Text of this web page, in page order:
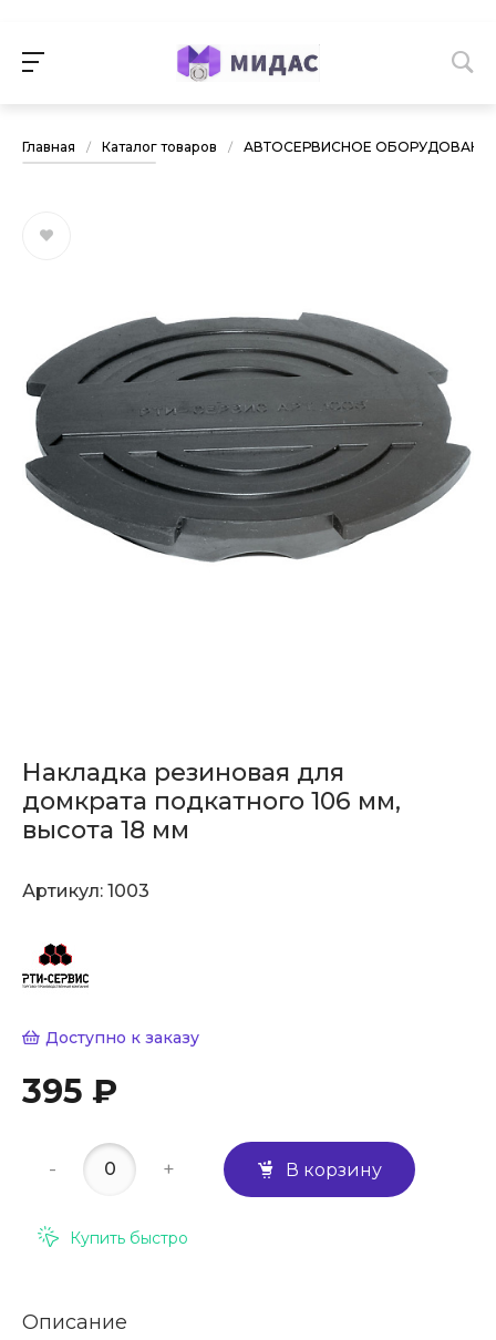
Главная / Каталог товаров / АВТОСЕРВИСНОЕ
Накладка резиновая для
домкрата подкатного 106 мм,
высота 18 мм
Артикул: 1003
Доступно к заказу
395 ₽
- + В корзину
Купить быстро
Описание